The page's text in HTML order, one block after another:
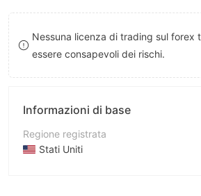
8
9Nessuna licenza di trading sul forex
essere consapevoli dei rischi.
Informazioni di base
Regione registrata
Stati Uniti